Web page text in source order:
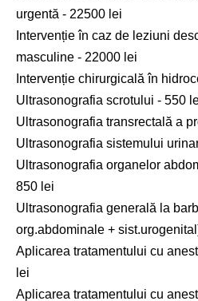
urgentă - 22500 lei
Intervenție în caz de leziuni
masculine - 22000 lei
Intervenție chirurgicală în
Ultrasonografia scrotului - 550
Ultrasonografia transrectală a
Ultrasonografia sistemului
Ultrasonografia organelor
850 lei
Ultrasonografia generală la
org.abdominale +
Aplicarea tratamentului cu
lei
Aplicarea tratamentului cu